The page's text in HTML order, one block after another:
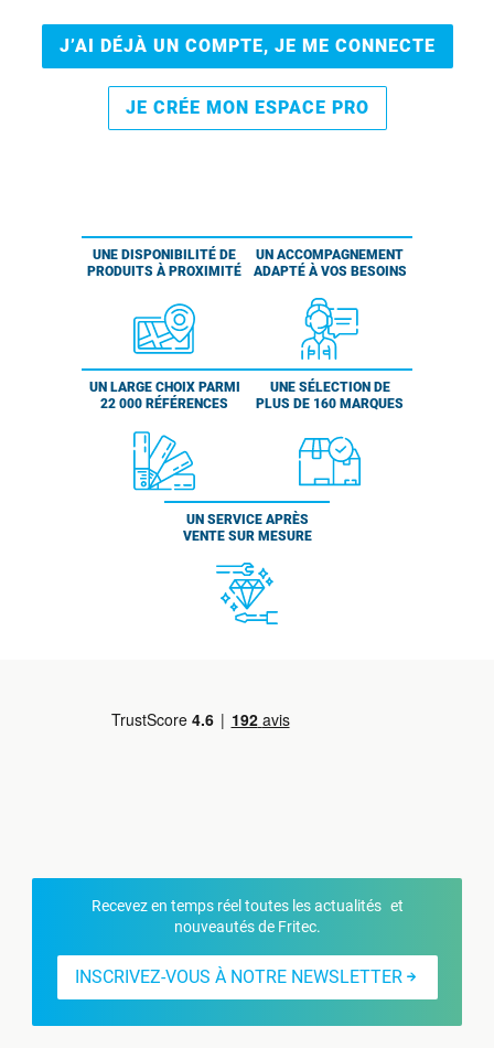
J’AI DÉJÀ UN COMPTE, JE ME CONNECTE
JE CRÉE MON ESPACE PRO
UNE DISPONIBILITÉ DE
PRODUITS À PROXIMITÉ
UN ACCOMPAGNEMENT
ADAPTÉ À VOS BESOINS
UN LARGE CHOIX PARMI
22 000 RÉFÉRENCES
UNE SÉLECTION DE
PLUS DE 160 MARQUES
UN SERVICE APRÈS
VENTE SUR MESURE
Recevez en temps réel toutes les actualités et
nouveautés de Fritec.
INSCRIVEZ-VOUS À NOTRE NEWSLETTER